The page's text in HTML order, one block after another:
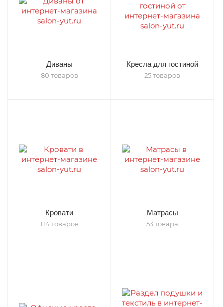
Диваны
80 товаров
Кресла для гостиной
25 товаров
Кровати
114 товаров
Матрасы
53 товара